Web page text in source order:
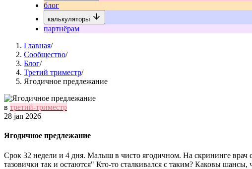
блог
калькуляторы
партнёрам
Главная/
Сообщество/
Блог/
Третий триместр/
Ягодичное предлежание
в третий-триместр
28 jan 2026
Ягодичное предлежание
Срок 32 недели и 4 дня. Малыш в чисто ягодичном. На скрининге врач
тазовички так и остаются" Кто-то сталкивался с таким? Каковы шансы,